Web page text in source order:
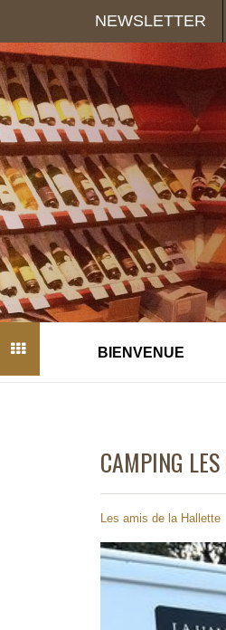
NEWSLETTER
BIENVENUE
CAMPING
Les amis de la Hallette
Panneau de gestion des cookies